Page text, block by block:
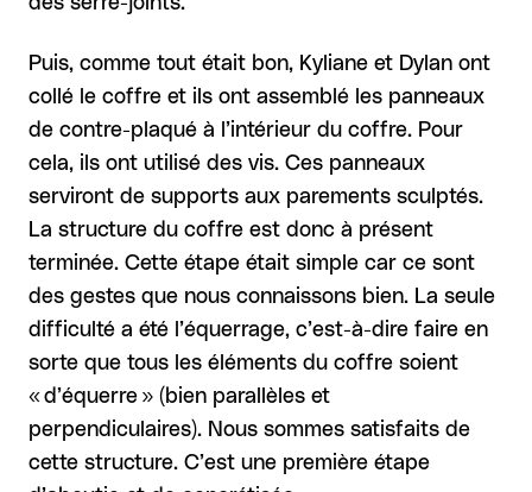
Puis, comme tout était bon, Kyliane et Dylan ont
collé le coffre et ils ont assemblé les panneaux
de contre-plaqué à l’intérieur du coffre. Pour
cela, ils ont utilisé des vis. Ces panneaux
serviront de supports aux parements sculptés.
La structure du coffre est donc à présent
terminée. Cette étape était simple car ce sont
des gestes que nous connaissons bien. La seule
difficulté a été l’équerrage, c’est-à-dire faire en
sorte que tous les éléments du coffre soient
« d’équerre » ((bien parallèles et
perpendiculaires)). Nous sommes satisfaits de
cette structure. C’est une première étape